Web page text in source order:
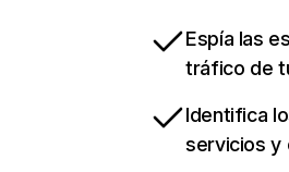
Espía las
tráfico de
Identifica
servicios y